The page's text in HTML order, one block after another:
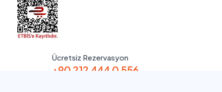
Ücretsiz Rezervasyon
+90 212 444 0 556